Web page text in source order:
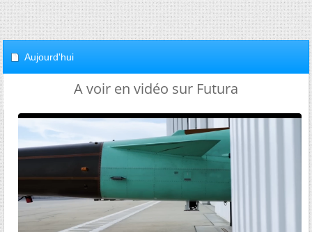
Aujourd'hui
A voir en vidéo sur Futura